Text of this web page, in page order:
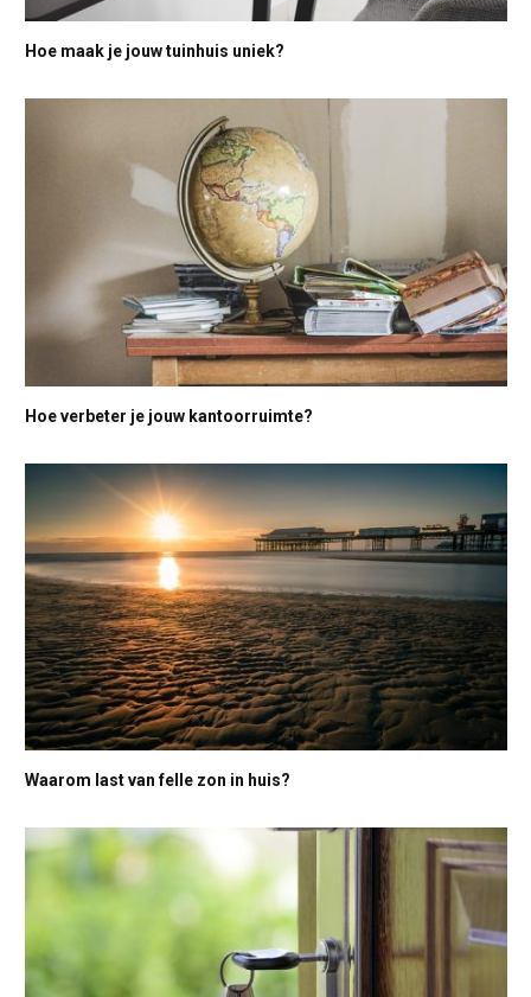
Hoe maak je jouw tuinhuis uniek?
Hoe verbeter je jouw kantoorruimte?
Waarom last van felle zon in huis?